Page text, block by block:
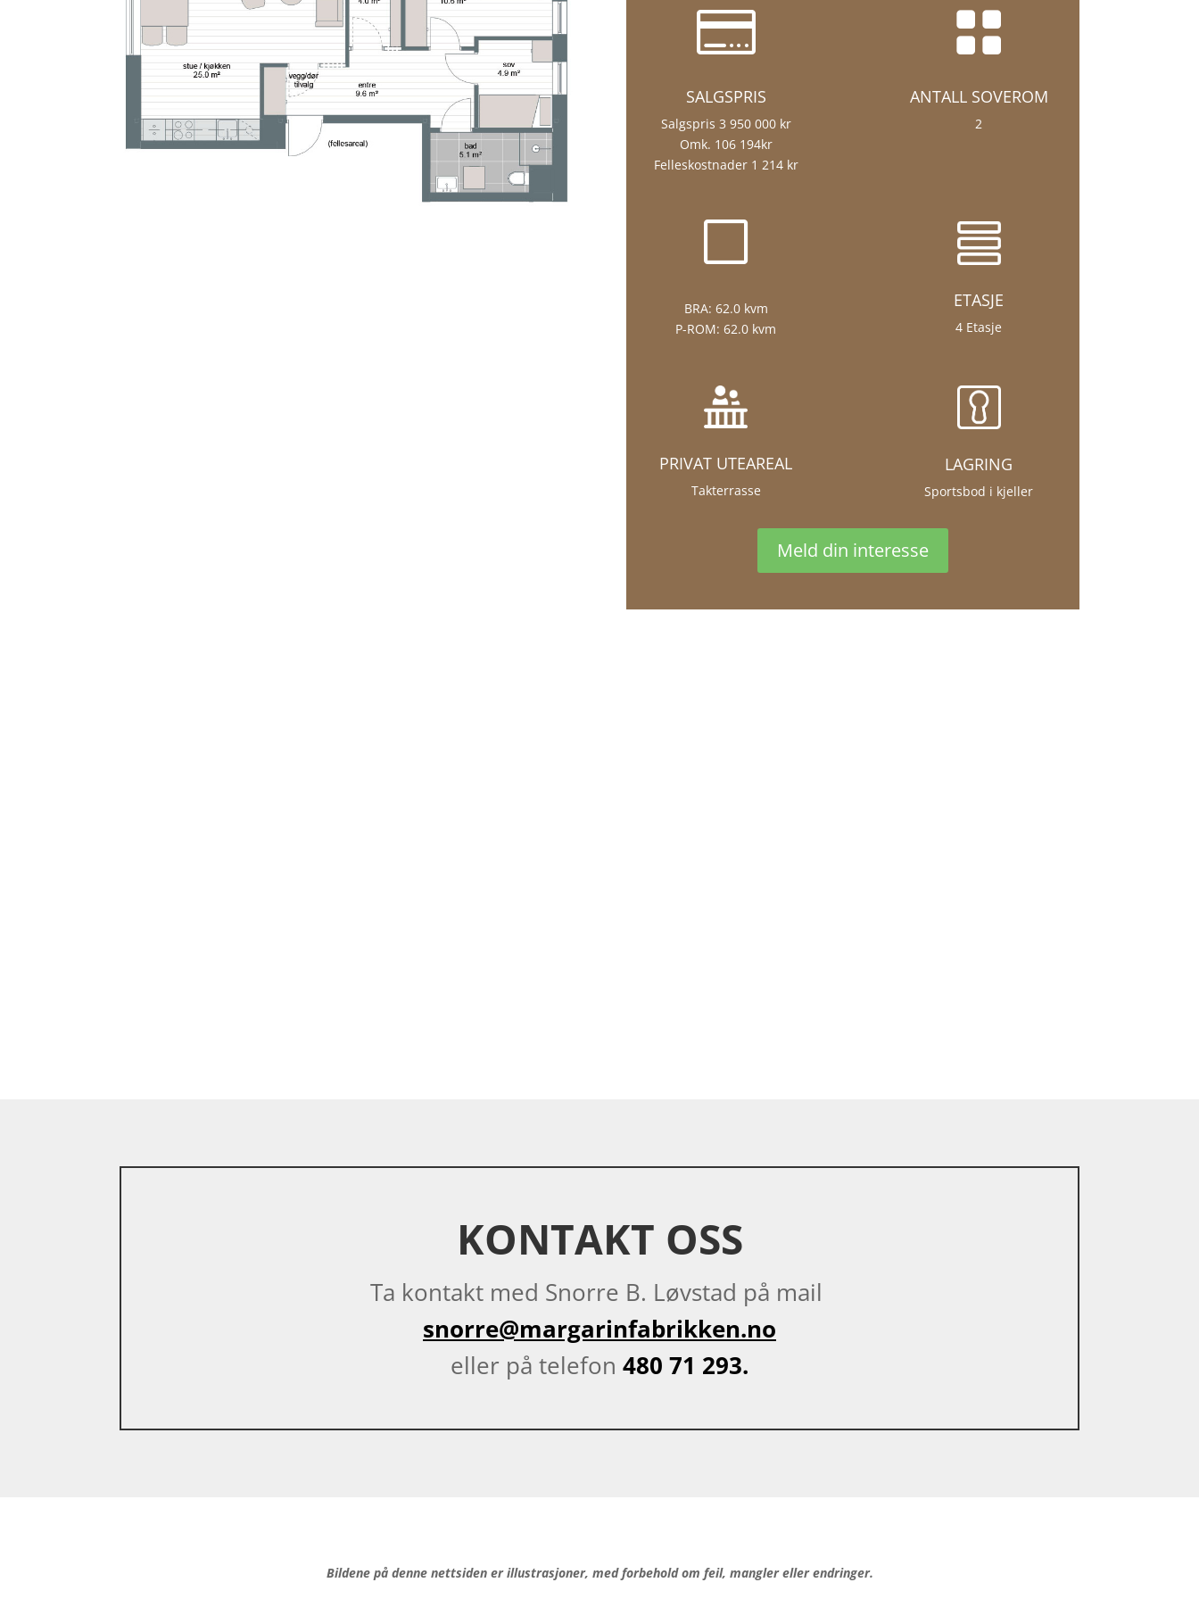

SALGSPRIS
Salgspris 3 950 000 kr
Omk. 106 194kr
Felleskostnader 1 214 kr

ANTALL SOVEROM
2
V
BRA: 62.0 kvm
P-ROM: 62.0 kvm
ETASJE
4 Etasje
PRIVAT UTEAREAL
Takterrasse
LAGRING
Sportsbod i kjeller
Meld din interesse
KONTAKT OSS
Ta kontakt med Snorre B. Løvstad på mail
snorre@margarinfabrikken.no
eller på telefon 480 71 293.
Bildene på denne nettsiden er illustrasjoner, med forbehold om feil, mangler eller endringer.